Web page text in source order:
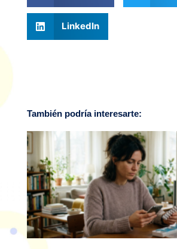
LinkedIn
También podría interesarte: